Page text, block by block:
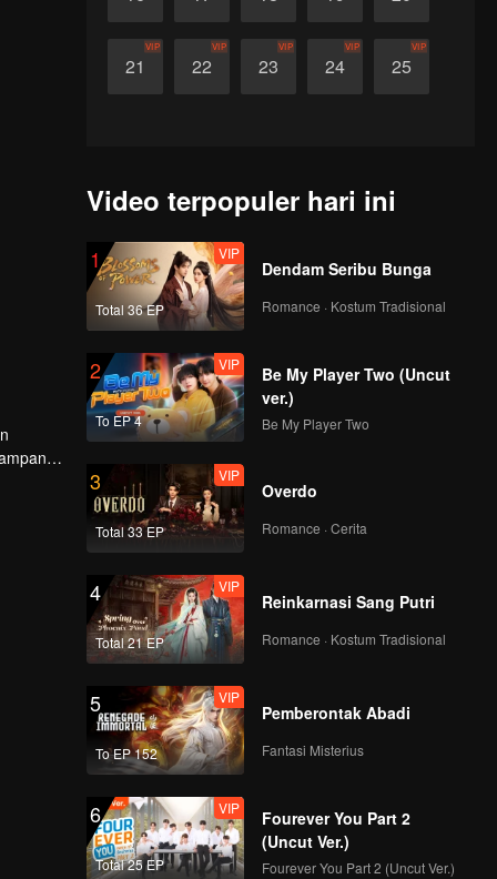
21
VIP
22
VIP
23
VIP
24
VIP
25
VIP
Video terpopuler hari ini
1
Total 36 EP
VIP
Dendam Seribu Bunga
Romance · Kostum Tradisional
2
To EP 4
VIP
Be My Player Two (Uncut
ver.)
Be My Player Two
3
Total 33 EP
VIP
Overdo
Romance · Cerita
4
Total 21 EP
VIP
Reinkarnasi Sang Putri
Romance · Kostum Tradisional
5
To EP 152
VIP
Pemberontak Abadi
Fantasi Misterius
6
Total 25 EP
VIP
Fourever You Part 2
(Uncut Ver.)
Fourever You Part 2 (Uncut Ver.)